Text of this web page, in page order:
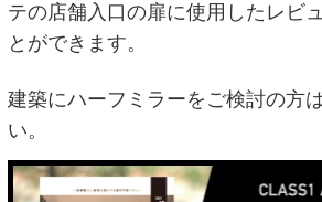
テの店舗入口の扉に使用したレビ
とができます。
建築にハーフミラーをご検討の方
い。